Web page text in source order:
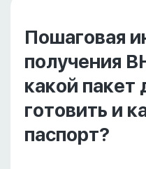
Пошаговая
получения
какой пакет
готовить и
паспорт?